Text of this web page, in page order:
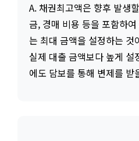
A. 채권최고액은 향후 발생
금, 경매 비용 등을 포함하
는 최대 금액을 설정하는 것
실제 대출 금액보다 높게 설
에도 담보를 통해 변제를 받